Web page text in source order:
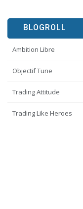
BLOGROLL
Ambition Libre
Objectif Tune
Trading Attitude
Trading Like Heroes